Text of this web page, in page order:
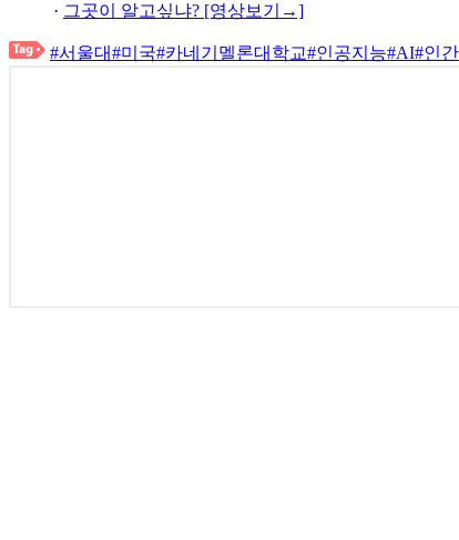
· 그곳이 알고싶냐? [영상보기→]
#서울대#미국#카네기멜론대학교#인공지능#AI#인간